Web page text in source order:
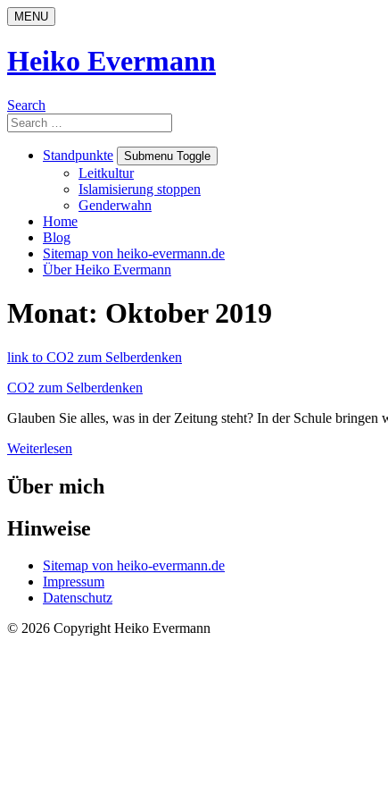
Skip
to
MENU
Heiko Evermann
Search
Search
for:
Standpunkte
Submenu Toggle
Leitkultur
Islamisierung stoppen
Genderwahn
Home
Blog
Sitemap von heiko-evermann.de
Über Heiko Evermann
Monat: Oktober 2019
link to CO2 zum Selberdenken
CO2 zum Selberdenken
Glauben Sie alles, was in der Zeitung steht? In der Schule
Weiterlesen
Über mich
Hinweise
Sitemap von heiko-evermann.de
Impressum
Datenschutz
© 2026 Copyright Heiko Evermann